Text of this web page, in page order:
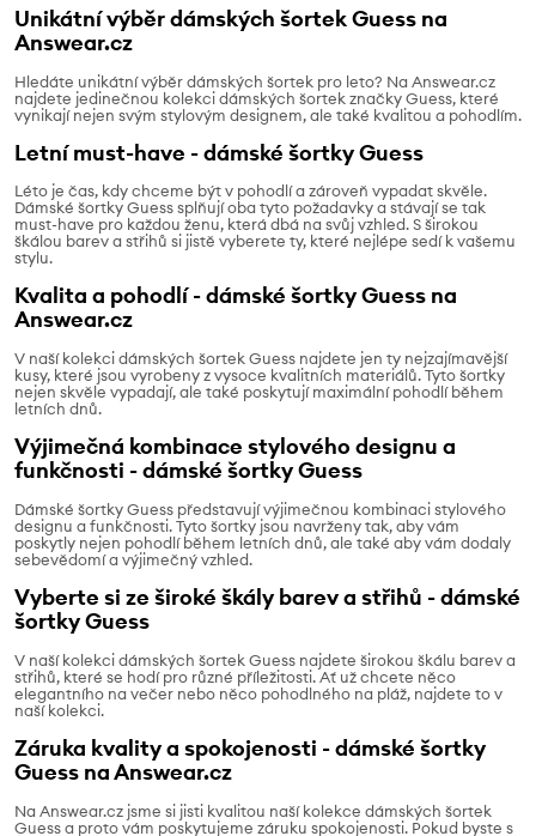
Unikátní výběr dámských šortek Guess na
Answear.cz
Hledáte unikátní výběr dámských šortek pro leto? Na Answear.cz
najdete jedinečnou kolekci dámských šortek značky Guess, které
vynikají nejen svým stylovým designem, ale také kvalitou a pohodlím.
Letní must-have - dámské šortky Guess
Léto je čas, kdy chceme být v pohodlí a zároveň vypadat skvěle.
Dámské šortky Guess splňují oba tyto požadavky a stávají se tak
must-have pro každou ženu, která dbá na svůj vzhled. S širokou
škálou barev a střihů si jistě vyberete ty, které nejlépe sedí k vašemu
stylu.
Kvalita a pohodlí - dámské šortky Guess na
Answear.cz
V naší kolekci dámských šortek Guess najdete jen ty nejzajímavější
kusy, které jsou vyrobeny z vysoce kvalitních materiálů. Tyto šortky
nejen skvěle vypadají, ale také poskytují maximální pohodlí během
letních dnů.
Výjimečná kombinace stylového designu a
funkčnosti - dámské šortky Guess
Dámské šortky Guess představují výjimečnou kombinaci stylového
designu a funkčnosti. Tyto šortky jsou navrženy tak, aby vám
poskytly nejen pohodlí během letních dnů, ale také aby vám dodaly
sebevědomí a výjimečný vzhled.
Vyberte si ze široké škály barev a střihů - dámské
šortky Guess
V naší kolekci dámských šortek Guess najdete širokou škálu barev a
střihů, které se hodí pro různé příležitosti. Ať už chcete něco
elegantního na večer nebo něco pohodlného na pláž, najdete to v
naší kolekci.
Záruka kvality a spokojenosti - dámské šortky
Guess na Answear.cz
Na Answear.cz jsme si jisti kvalitou naší kolekce dámských šortek
Guess a proto vám poskytujeme záruku spokojenosti. Pokud byste s